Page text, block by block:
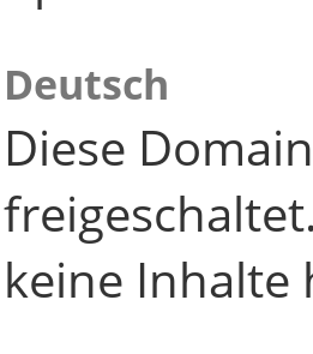
Deutsch
Diese
keine Inhalte